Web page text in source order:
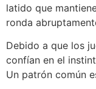
latido que
ronda
Debido a que los
confían en el
Un patrón común